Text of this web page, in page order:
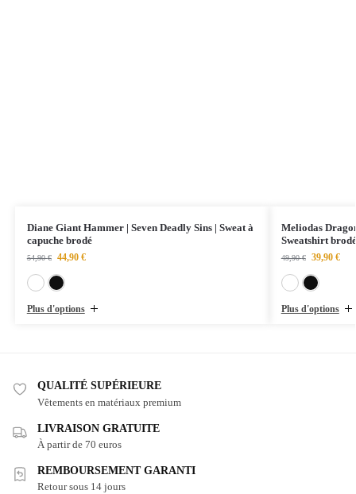
Diane Giant Hammer | Seven Deadly Sins | Sweat à
capuche brodé
54,90€ 44,90 €
Plus d'options
Meliodas
Sweatshirt brodé
49,90€ 39,90 €
Plus d'options
QUALITÉ SUPÉRIEURE
Vêtements en matériaux premium
LIVRAISON GRATUITE
À partir de 70 euros
REMBOURSEMENT GARANTI
Retour sous 14 jours